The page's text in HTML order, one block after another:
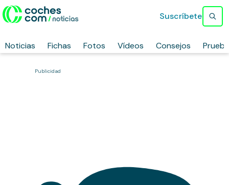
Noticias Fichas Fotos Vídeos Consejos
Suscríbete
Publicidad